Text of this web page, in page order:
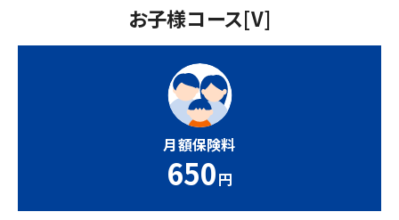
お子様コース[V]
月額保険料
650円